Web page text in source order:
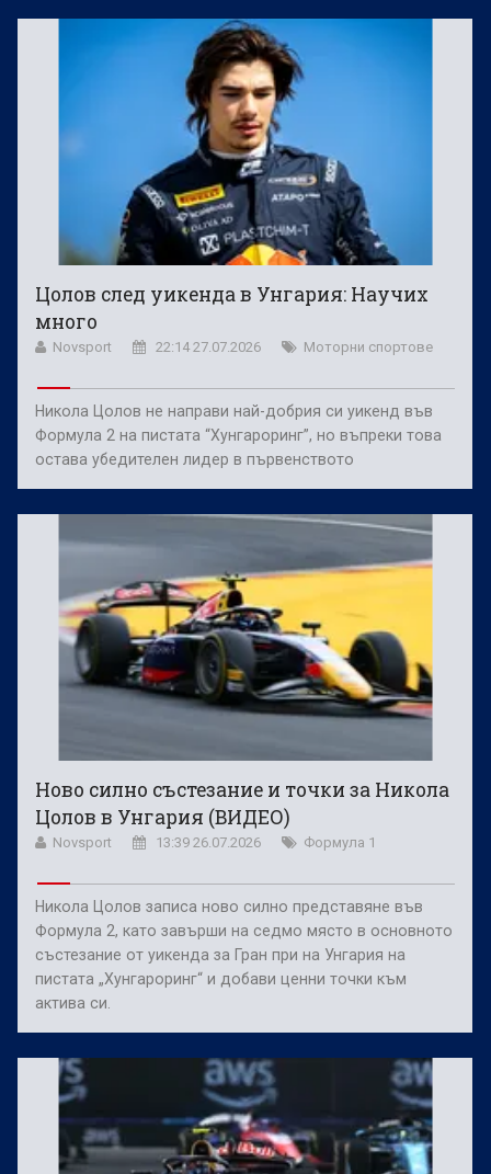
Цолов след уикенда в Унгария: Научих
много
Novsport 22:14 27.07.2026 Моторни спортове
Никола Цолов не направи най-добрия си уикенд във
Формула 2 на пистата “Хунгароринг”, но въпреки това
остава убедителен лидер в първенството
Ново силно състезание и точки за Никола
Цолов в Унгария (ВИДЕО)
Novsport 13:39 26.07.2026 Формула 1
Никола Цолов записа ново силно представяне във
Формула 2, като завърши на седмо място в основното
състезание от уикенда за Гран при на Унгария на
пистата „Хунгароринг“ и добави ценни точки към
актива си.